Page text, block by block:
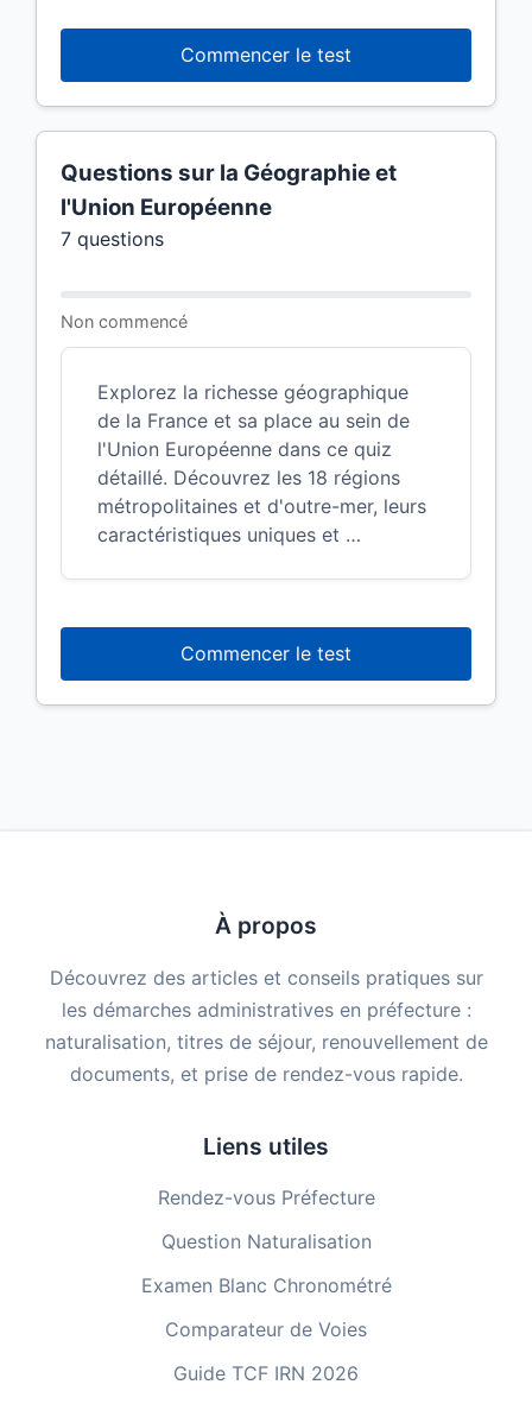
Commencer le test
Questions sur la Géographie et
l'Union Européenne
7 questions
Non commencé
Explorez la richesse géographique
de la France et sa place au sein de
l'Union Européenne dans ce quiz
détaillé. Découvrez les 18 régions
métropolitaines et d'outre-mer, leurs
caractéristiques uniques et …
Commencer le test
À propos
Découvrez des articles et conseils pratiques sur
les démarches administratives en préfecture :
naturalisation, titres de séjour, renouvellement de
documents, et prise de rendez-vous rapide.
Liens utiles
Rendez-vous Préfecture
Question Naturalisation
Examen Blanc Chronométré
Comparateur de Voies
Guide TCF IRN 2026